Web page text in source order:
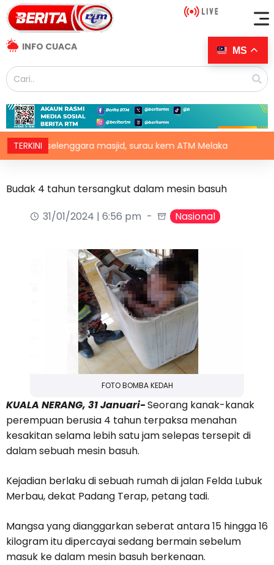
INFO CUACA
TERKINI
selenggara masjid, surau kem ATM Melaka
Budak 4 tahun tersangkut dalam mesin basuh
31/01/2024 | 6:56 pm
Nasional
FOTO BOMBA KEDAH
KUALA NERANG, 31 Januari-Seorang kanak-kanak
perempuan berusia 4 tahun terpaksa menahan
kesakitan selama lebih satu jam selepas tersepit di
dalam sebuah mesin basuh.
Kejadian berlaku di sebuah rumah di jalan Felda Lubuk
Merbau, dekat Padang Terap, petang tadi.
Mangsa yang dianggarkan seberat antara 15 hingga 16
kilogram itu dipercayai sedang bermain sebelum
masuk ke dalam mesin basuh berkenaan.
MS